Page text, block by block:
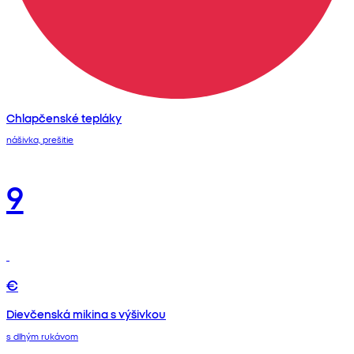
Chlapčenské tepláky
nášivka, prešitie
9
€
Dievčenská mikina s výšivkou
s dlhým rukávom